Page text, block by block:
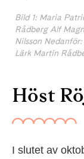
Bild 1: Maria
Rådberg Alf
Nilsson
Lärk Martin
Höst
I slutet av